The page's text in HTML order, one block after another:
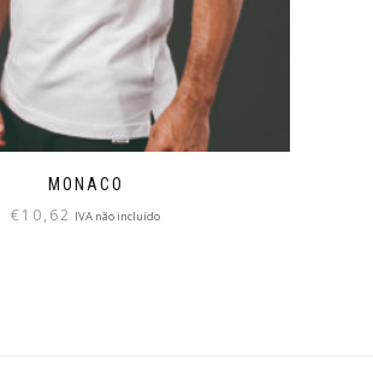
MONACO
€10,62 IVA não incluído